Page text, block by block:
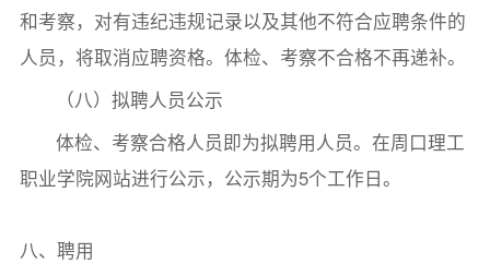
和考察，对有违纪违规记录以及其他不符合应聘条件的
人员，将取消应聘资格。体检、考察不合格不再递补。
（八）拟聘人员公示
体检、考察合格人员即为拟聘用人员。在周口理工
职业学院网站进行公示，公示期为5个工作日。
八、聘用